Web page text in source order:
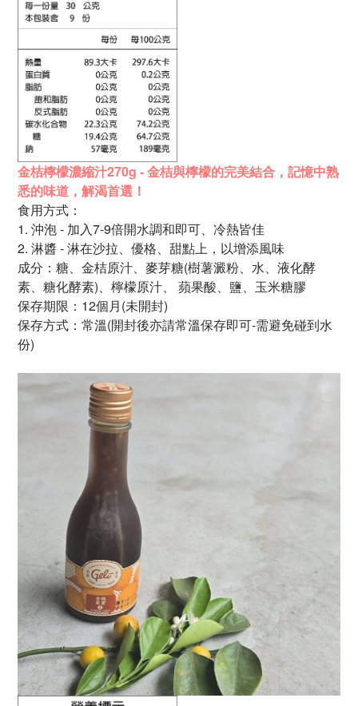
金桔檸檬濃縮汁270g - 金桔與檸檬的完美結合， 記憶中熟
悉的味道， 解渴首選！
食用方式：
1. 沖泡 - 加入7-9倍開水調和即可、冷熱皆佳
2. 淋醬 - 淋在沙拉、優格、甜點上，以增添風味
成分： 糖、 金桔原汁、麥芽糖(樹薯澱粉、水、液化酵
素、 糖化酵素)、檸檬原汁、 蘋果酸、 鹽、 玉米糖膠
保存期限：12個月(未開封)
保存方式：常溫(開封後亦請常溫保存即可-需避免碰到水
份)